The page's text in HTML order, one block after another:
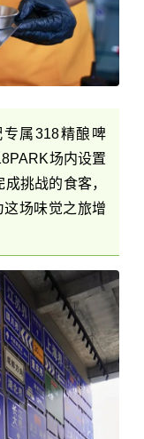
属318精酿啤
场内设置
挑战的食客，
场味觉之旅增